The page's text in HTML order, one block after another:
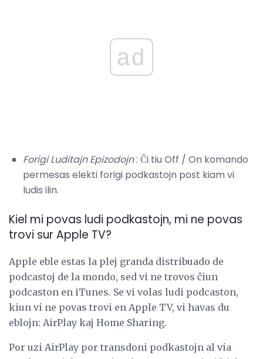
ad
Forigi Luditajn Epizodojn: Ĉi tiu Off / On komando
permesas elekti forigi podkastojn post kiam vi
ludis ilin.
Kiel mi povas ludi podkastojn, mi ne povas
trovi sur Apple TV?
Apple eble estas la plej granda distribuado de
podcastoj de la mondo, sed vi ne trovos ĉiun
podcaston en iTunes. Se vi volas ludi podcaston,
kiun vi ne povas trovi en Apple TV, vi havas du
eblojn: AirPlay kaj Home Sharing.
Por uzi AirPlay por transdoni podkastojn al via